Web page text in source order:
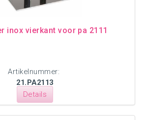
inox vierkant voor pa 2111
Artikelnummer:
21.PA2113
Details